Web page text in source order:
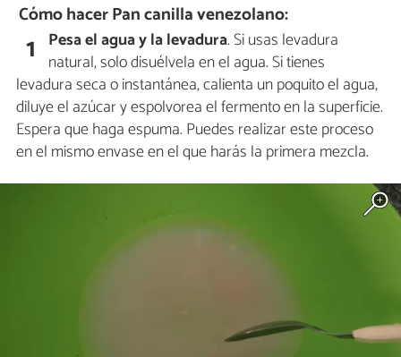
Cómo hacer Pan canilla venezolano:
1 Pesa el agua y la levadura. Si usas levadura
natural, solo disuélvela en el agua. Si tienes
levadura seca o instantánea, calienta un poquito el agua,
diluye el azúcar y espolvorea el fermento en la superficie.
Espera que haga espuma. Puedes realizar este proceso
en el mismo envase en el que harás la primera mezcla.